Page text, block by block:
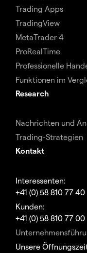
Trading Apps
TradingView
MetaTrader 4
ProRealTime
Professionelle
Funktionen im
Research
Nachrichten und
Trading-Strategien
Kontakt
Interessenten:
+41 (0) 58 810 77 40
Kunden:
+41 (0) 58 810 77 00
Unsere